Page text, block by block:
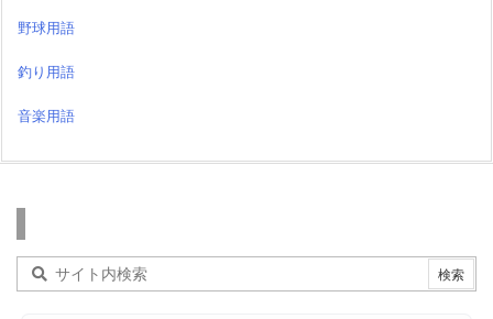
野球用語
釣り用語
音楽用語